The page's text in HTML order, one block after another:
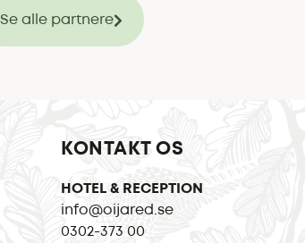
Se alle partnere
KONTAKT OS
HOTEL & RECEPTION
info@oijared.se
0302-373 00